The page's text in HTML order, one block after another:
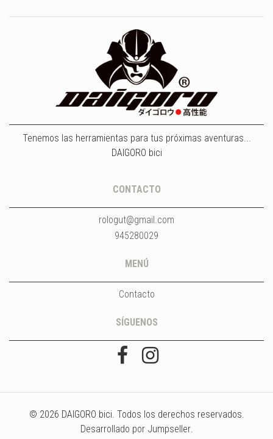
Tenemos las herramientas para tus próximas aventuras...
DAIGORO bici
CONTACTO
rologut@gmail.com
945280029
MENÚ
Contacto
SÍGUENOS
© 2026 DAIGORO bici​. Todos los derechos reservados.
Desarrollado por Jumpseller.